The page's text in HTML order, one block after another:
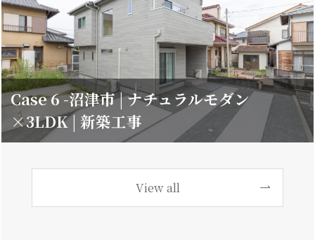
Case 6 -沼津市 | ナチュラルモダン
×3LDK | 新築工事
View all